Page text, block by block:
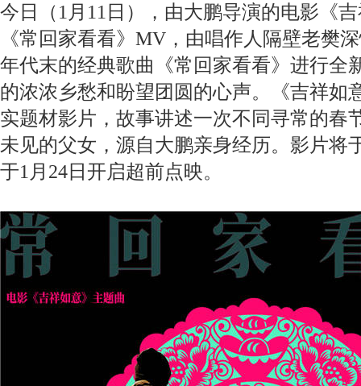
今日（1月11日），由大鹏导演的电影《
《常回家看看》MV，由唱作人隔壁老樊
年代末的经典歌曲《常回家看看》进行全
的浓浓乡愁和盼望团圆的心声。《吉祥如
实题材影片，故事讲述一次不同寻常的春
未见的父女，源自大鹏亲身经历。影片将
于1月24日开启超前点映。